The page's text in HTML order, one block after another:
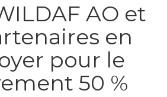
AO et
en
pour le
50 %